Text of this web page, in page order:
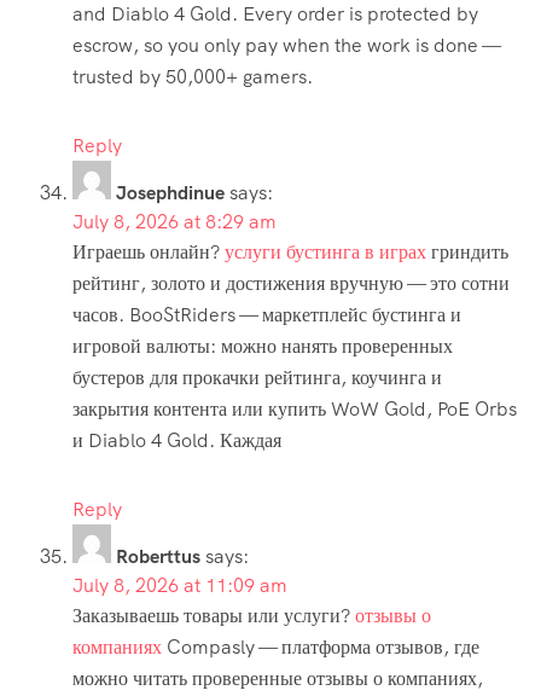
and Diablo 4 Gold. Every order is protected by
escrow, so you only pay when the work is done —
trusted by 50,000+ gamers.
Reply
Josephdinuesays:
July 8, 2026 at 8:29 am
Играешь онлайн?услуги бустинга в играхгриндить
рейтинг, золото и достижения вручную — это сотни
часов. BooStRiders — маркетплейс бустинга и
игровой валюты: можно нанять проверенных
бустеров для прокачки рейтинга, коучинга и
закрытия контента или купить WoW Gold, PoE Orbs
и Diablo 4 Gold. Каждая
Reply
Roberttussays:
July 8, 2026 at 11:09 am
Заказываешь товары или услуги?отзывы о
компаниях Compasly — платформа отзывов, где
можно читать проверенные отзывы о компаниях,